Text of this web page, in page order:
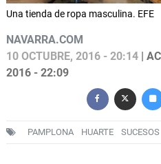
Una tienda de ropa masculina. EFE
NAVARRA.COM
10 OCTUBRE, 2016 - 20:14 |
2016 - 22:09
PAMPLONA HUARTE SUCESOS